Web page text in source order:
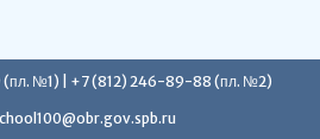
№1) | +7 (812) 246-89-88 (пл. №2)